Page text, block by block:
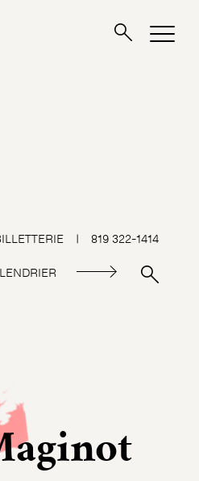
| 819 322-1414